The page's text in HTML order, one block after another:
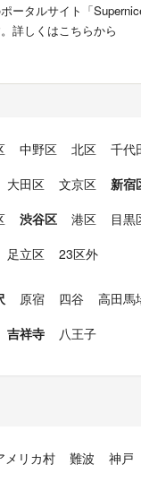
ータルサイト「
詳しくはこちらから
中野区 北区 千代
大田区 文京区 新宿
渋谷区 港区 目黒
足立区 23区外
原宿 四谷 高田馬
吉祥寺 八王子
メリカ村 難波 神戸